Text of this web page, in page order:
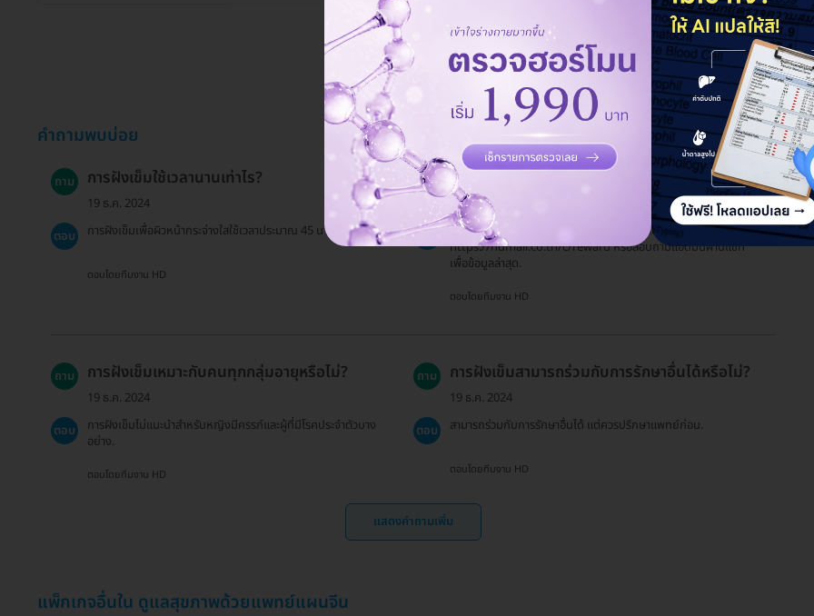
คำถามพบบ่อย
ถาม การฝังเข็มใช้เวลานานเท่าไร?
19 ธ.ค. 2024
ตอบ
การฝังเข็มเพื่อผิวหน้ากระจ่างใสใช้เวลาประมาณ 45 นาที.
ตอบโดยทีมงาน HD
ถาม มีส่วนลดหรือโปรโมชั่นอะไรบ้าง?
11 ม.ค. 2024
ตอบ
ลูกค้าสามารถตรวจสอบสิทธิพิเศษและโปรโมชั่นได้ที่
https://hdmall.co.th/c/reward หรือสอบถามแอดมินผ่านแชท
เพื่อข้อมูลล่าสุด.
ตอบโดยทีมงาน HD
ถาม การฝังเข็มเหมาะกับคนทุกกลุ่มอายุหรือไม่?
19 ธ.ค. 2024
ตอบ
การฝังเข็มไม่แนะนำสำหรับหญิงมีครรภ์และผู้ที่มีโรคประจำตัวบาง
อย่าง.
ตอบโดยทีมงาน HD
ถาม การฝังเข็มสามารถร่วมกับการรักษาอื่นได้หรือไม่?
19 ธ.ค. 2024
ตอบ
สามารถร่วมกับการรักษาอื่นได้ แต่ควรปรึกษาแพทย์ก่อน.
ตอบโดยทีมงาน HD
แสดงคำถามเพิ่ม
แพ็กเกจอื่นใน ดูแลสุขภาพด้วยแพทย์แผนจีน